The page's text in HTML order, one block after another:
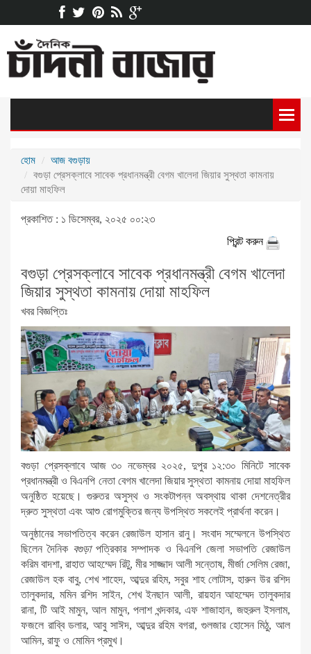
হোম
আজ বগুড়ায়
বগুড়া প্রেসক্লাবে সাবেক প্রধানমন্ত্রী বেগম খালেদা জিয়ার সুস্থতা কামনায়
দোয়া মাহফিল
প্রকাশিত : ১ ডিসেম্বর, ২০২৫ ০০:২৩
প্রিন্ট করুন
বগুড়া প্রেসক্লাবে সাবেক প্রধানমন্ত্রী বেগম খালেদা
জিয়ার সুস্থতা কামনায় দোয়া মাহফিল
খবর বিজ্ঞপ্তিঃ
বগুড়া প্রেসক্লাবে আজ ৩০ নভেম্বর ২০২৫, দুপুর ১২:৩০ মিনিটে সাবেক
প্রধানমন্ত্রী ও বিএনপি নেতা বেগম খালেদা জিয়ার সুস্থতা কামনায় দোয়া মাহফিল
অনুষ্ঠিত হয়েছে। গুরুতর অসুস্থ ও সংকটাপন্ন অবস্থায় থাকা দেশনেত্রীর
দ্রুত সুস্থতা এবং আশু রোগমুক্তির জন্য উপস্থিত সকলেই প্রার্থনা করেন।
অনুষ্ঠানের সভাপতিত্ব করেন রেজাউল হাসান রানু। সংবাদ সম্মেলনে উপস্থিত
ছিলেন দৈনিক বগুড়াপত্রিকার সম্পাদক ও বিএনপি জেলা সভাপতি রেজাউল
করিম বাদশা, রাহাত আহম্মেদ রিটু, মীর সাজ্জাদ আলী সন্তোষ, মীর্জা সেলিম রেজা,
রেজাউল হক বাবু, শেখ শাহেদ, আব্দুর রহিম, সবুর শাহ লোটাস, হারুন উর রশিদ
তালুকদার, মমিন রশিদ সাইন, শেখ ইনছান আলী, রায়হান আহম্মেদ তালুকদার
রানা, টি আই মামুন, আল মামুন, পলাশ খন্দকার, এফ শাজাহান, জহুরুল ইসলাম,
ফজলে রাব্বি ডলার, আবু সাঈদ, আব্দুর রহিম বগরা, গুলজার হোসেন মিঠু, আল
আমিন, রাফু ও মোমিন প্রমুখ।